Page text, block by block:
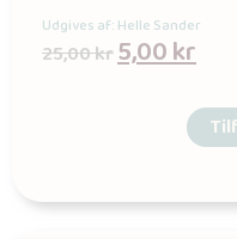
Udgives af: Helle Sander
25,00kr5,00kr